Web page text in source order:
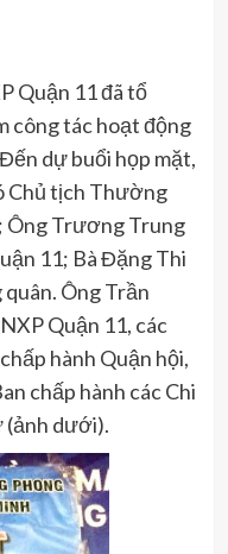
Quận 11 đã tổ
công tác hoạt động
dự buổi họp mặt,
Chủ tịch Thường
Ông Trương Trung
11; Bà Đặng Thi
Ông Trần
Quận 11, các
hành Quận hội,
chấp hành các Chi
(ảnh dưới).